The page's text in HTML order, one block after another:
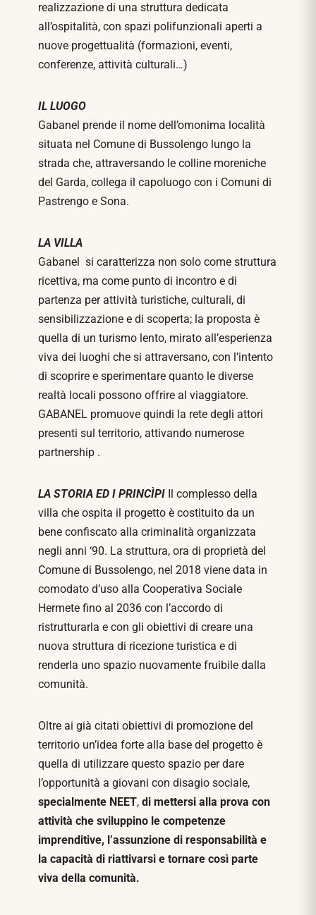
realizzazione di una struttura dedicata
all’ospitalità, con spazi polifunzionali aperti a
nuove progettualità (formazioni, eventi,
conferenze, attività culturali…)
IL LUOGO
Gabanel prende il nome dell’omonima località
situata nel Comune di Bussolengo lungo la
strada che, attraversando le colline moreniche
del Garda, collega il capoluogo con i Comuni di
Pastrengo e Sona.
LA VILLA
Gabanel si caratterizza non solo come struttura
ricettiva, ma come punto di incontro e di
partenza per attività turistiche, culturali, di
sensibilizzazione e di scoperta; la proposta è
quella di un turismo lento, mirato all’esperienza
viva dei luoghi che si attraversano, con l’intento
di scoprire e sperimentare quanto le diverse
realtà locali possono offrire al viaggiatore.
GABANEL promuove quindi la rete degli attori
presenti sul territorio, attivando numerose
partnership .
LA STORIA ED I PRINCÌPI Il complesso della
villa che ospita il progetto è costituito da un
bene confiscato alla criminalità organizzata
negli anni ‘90. La struttura, ora di proprietà del
Comune di Bussolengo, nel 2018 viene data in
comodato d’uso alla Cooperativa Sociale
Hermete fino al 2036 con l’accordo di
ristrutturarla e con gli obiettivi di creare una
nuova struttura di ricezione turistica e di
renderla uno spazio nuovamente fruibile dalla
comunità.
Oltre ai già citati obiettivi di promozione del
territorio un’idea forte alla base del progetto è
quella di utilizzare questo spazio per dare
l’opportunità a giovani con disagio sociale,
specialmente NEET, di mettersi alla prova con
attività che sviluppino le competenze
imprenditive, l’assunzione di responsabilità e
la capacità di riattivarsi e tornare così parte
viva della comunità.